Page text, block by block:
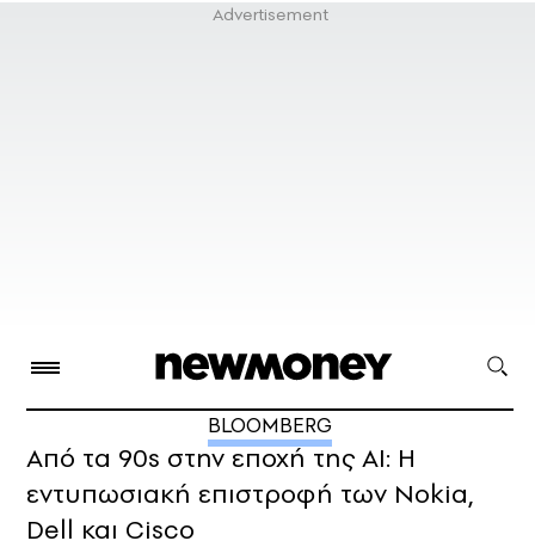
BLOOMBERG
Από τα 90s στην εποχή της AI: Η
εντυπωσιακή επιστροφή των Nokia,
Dell και Cisco